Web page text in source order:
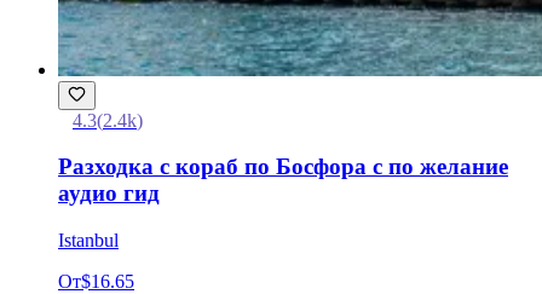
4.3(2.4k)
Разходка с кораб по Босфора с по желание
аудио гид
Istanbul
От$16.65